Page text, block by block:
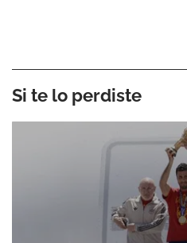
Si te lo perdiste